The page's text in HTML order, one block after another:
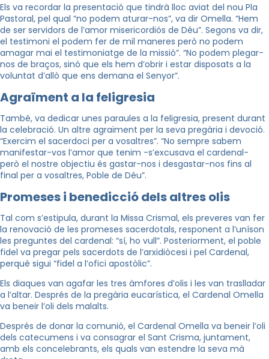
Els va recordar la presentació que tindrà lloc aviat del nou Pla
Pastoral, pel qual “no podem aturar-nos”, va dir Omella. “Hem
de ser servidors de l’amor misericordiós de Déu”. Segons va dir,
el testimoni el podem fer de mil maneres però no podem
amagar mai el testimoniatge de la missió”. “No podem plegar-
nos de braços, sinó que els hem d’obrir i estar disposats a la
voluntat d’allò que ens demana el Senyor”.
Agraïment a la feligresia
També, va dedicar unes paraules a la feligresia, present durant
la celebració. Un altre agraïment per la seva pregària i devoció.
“Exercim el sacerdoci per a vosaltres”. “No sempre sabem
manifestar-vos l’amor que tenim -s’excusava el cardenal-
però el nostre objectiu és gastar-nos i desgastar-nos fins al
final per a vosaltres, Poble de Déu”.
Promeses i benedicció dels altres olis
Tal com s’estipula, durant la Missa Crismal, els preveres van fer
la renovació de les promeses sacerdotals, responent a l’uníson
les preguntes del cardenal: “sí, ho vull”. Posteriorment, el poble
fidel va pregar pels sacerdots de l’arxidiòcesi i pel Cardenal,
perquè sigui “fidel a l’ofici apostòlic”.
Els diaques van agafar les tres àmfores d’olis i les van traslladar
a l’altar. Després de la pregària eucarística, el Cardenal Omella
va beneir l’oli dels malalts.
Després de donar la comunió, el Cardenal Omella va beneir l’oli
dels catecumens i va consagrar el Sant Crisma, juntament,
amb els concelebrants, els quals van estendre la seva mà